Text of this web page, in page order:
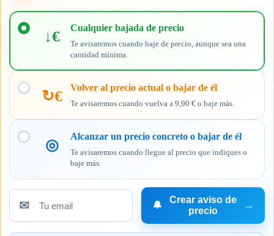
Elige
cuándo
quieres
aviso
↓€
Cualquier bajada de precio
Te avisaremos cuando baje de precio, aunque sea una
cantidad mínima.
↻€
Volver al precio actual o bajar de él
Te avisaremos cuando vuelva a 9,90 € o baje más.
◎
Alcanzar un precio concreto o bajar de él
Te avisaremos cuando llegue al precio que indiques o
baje más.
Tu
email
✉ 🔔
Crear aviso de
precio
→